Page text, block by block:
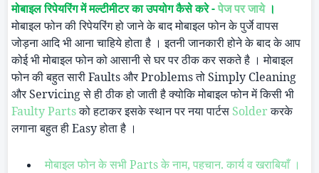
मोबाइल रिपेयरिंग में मल्टीमीटर का उपयोग कैसे करे -पेज पर जाये।
मोबाइल फोन की रिपेयरिंग हो जाने के बाद मोबाइल फोन के पुर्जे वापस
जोड़ना आदि भी आना चाहिये होता है । इतनी जानकारी होने के बाद के आप
कोई भी मोबाइल फोन को आसानी से घर पर ठीक कर सकते है । मोबाइल
फोन की बहुत सारीFaultsऔरProblemsतोSimply Cleaning
औरServicingसे ही ठीक हो जाती है क्योकि मोबाइल फोन में किसी भी
Faulty Partsको हटाकर इसके स्थान पर नया पार्टसSolder करके
लगाना बहुत हीEasyहोता है ।
मोबाइल फोन के सभी Parts के नाम, पहचान. कार्य व खराबियाँ ।